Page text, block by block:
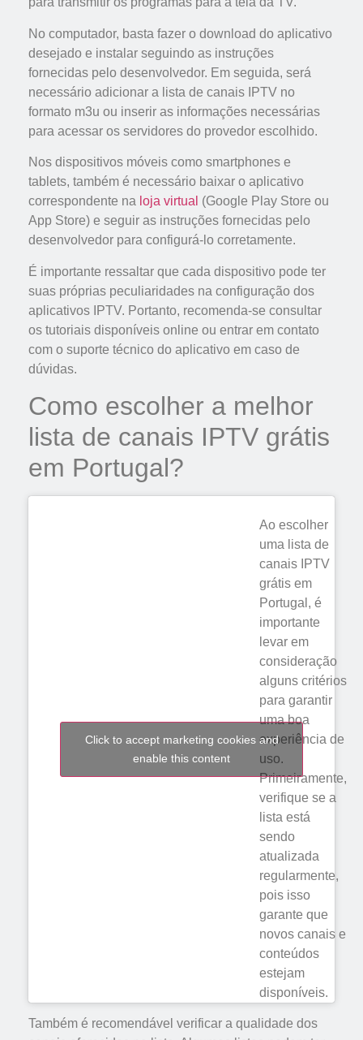
No computador, basta fazer o download do aplicativo
desejado e instalar seguindo as instruções
fornecidas pelo desenvolvedor. Em seguida, será
necessário adicionar a lista de canais IPTV no
formato m3u ou inserir as informações necessárias
para acessar os servidores do provedor escolhido.
Nos dispositivos móveis como smartphones e
tablets, também é necessário baixar o aplicativo
correspondente na loja virtual (Google Play Store ou
App Store) e seguir as instruções fornecidas pelo
desenvolvedor para configurá-lo corretamente.
É importante ressaltar que cada dispositivo pode ter
suas próprias peculiaridades na configuração dos
aplicativos IPTV. Portanto, recomenda-se consultar
os tutoriais disponíveis online ou entrar em contato
com o suporte técnico do aplicativo em caso de
dúvidas.
Como escolher a melhor
lista de canais IPTV grátis
em Portugal?
Ao escolher
uma lista de
canais IPTV
grátis em
Portugal, é
importante
levar em
consideração
alguns critérios
para garantir
uma boa
experiência de
uso.
Primeiramente,
verifique se a
lista está
sendo
atualizada
regularmente,
pois isso
garante que
novos canais e
conteúdos
estejam
disponíveis.
Click to accept marketing cookies and
enable this content
Também é recomendável verificar a qualidade dos